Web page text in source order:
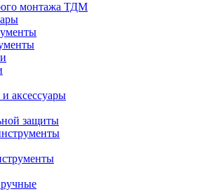
монтажа ТДМ
аксессуары
защиты